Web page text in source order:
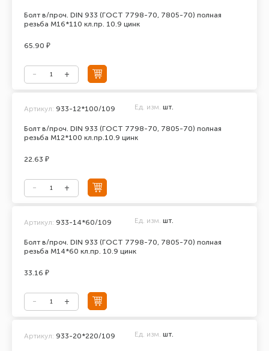
Болт в/проч. DIN 933 (ГОСТ 7798-70, 7805-70) полная
резьба М16*110 кл.пр. 10.9 цинк
65.90 ₽
Болт в/проч. DIN 933 (ГОСТ 7798-70, 7805-70) полная
резьба М12*100 кл.пр.10.9 цинк
Артикул: 933-12*100/109 Ед. изм. шт.
22.63 ₽
Болт в/проч. DIN 933 (ГОСТ 7798-70, 7805-70) полная
резьба М14*60 кл.пр. 10.9 цинк
Артикул: 933-14*60/109 Ед. изм. шт.
33.16 ₽
Артикул: 933-20*220/109 Ед. изм. шт.